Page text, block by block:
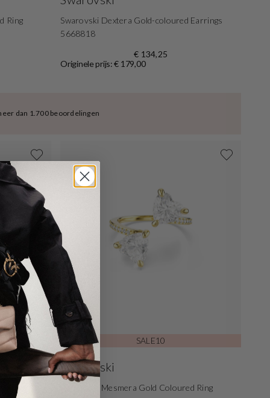
dan 1.700 beoordelingen
Ring
Swarovski Dextera Gold-coloured Earrings
5668818
€ 134,25
Originele prijs: € 179,00
Ring
SALE10
Swarovski
Swarovski Mesmera Gold Coloured Ring